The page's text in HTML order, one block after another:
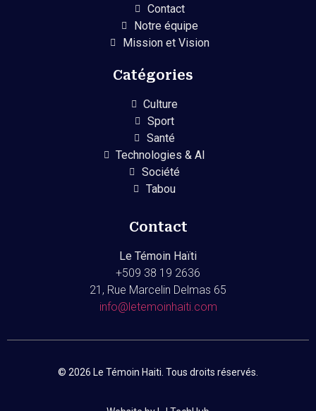
Contact
Notre équipe
Mission et Vision
Catégories
Culture
Sport
Santé
Technologies & AI
Société
Tabou
Contact
Le Témoin Haïti
+509 38 19 2636
21, Rue Marcelin Delmas 65
info@letemoinhaiti.com
© 2026 Le Témoin Haiti. Tous droits réservés.